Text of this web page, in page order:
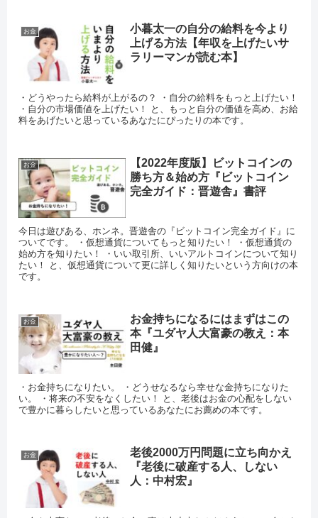
お金
小暮太一の自分の給料を今より
上げる方法【年収を上げたいサ
ラリーマンが読む本】
・どうやったら給料が上がるの？ ・自分の給料をもっと上げたい！
・自分の市場価値を上げたい！ と、もっと自分の価値を高め、お給
料をあげたいと思っているあなたにぴったりの本です。
お金
【2022年度版】ビットコインの
勝ち方＆始め方『ビットコイン
完全ガイド：晋遊舎』書評
今日は遊びある、ホンネ。晋遊舎の『ビットコイン完全ガイド』に
ついてです。 ・仮想通貨についてもっと知りたい！ ・仮想通貨の
始め方を知りたい！ ・いい取引所、いいアルトコインについて知り
たい！ と、仮想通貨について更に詳しく知りたいという方向けの本
です。
お金
お金持ちになるにはまずはこの
本『ユダヤ人大富豪の教え：本
田健』
・お金持ちになりたい。 ・どうせなるなら幸せな金持ちになりた
い。 ・将来の不安をなくしたい！ と、老後はお金の心配をしない
で豊かに暮らしたいと思っているあなたにお薦めの本です。
お金
老後2000万円問題に立ち向かえ
『老後に破産する人、しない
人：中村宏』